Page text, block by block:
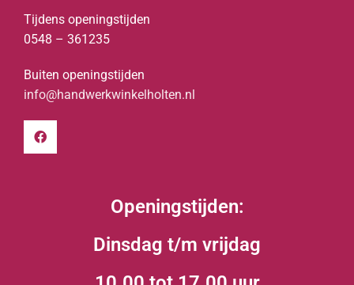
Tijdens openingstijden
0548 – 361235
Buiten openingstijden
info@handwerkwinkelholten.nl
Openingstijden:
Dinsdag t/m vrijdag